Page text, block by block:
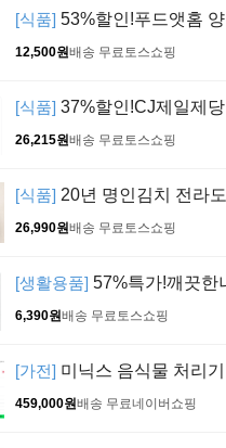
[식품] 53%할인!푸드앳홈
12,500원배송 무료토스쇼핑
[식품] 37%할인!CJ제일제
26,215원배송 무료토스쇼핑
[식품] 20년 명인김치 전라
26,990원배송 무료토스쇼핑
[생활용품] 57%특가!깨끗한
6,390원배송 무료토스쇼핑
[가전] 미닉스 음식물 처리
459,000원배송 무료네이버쇼핑